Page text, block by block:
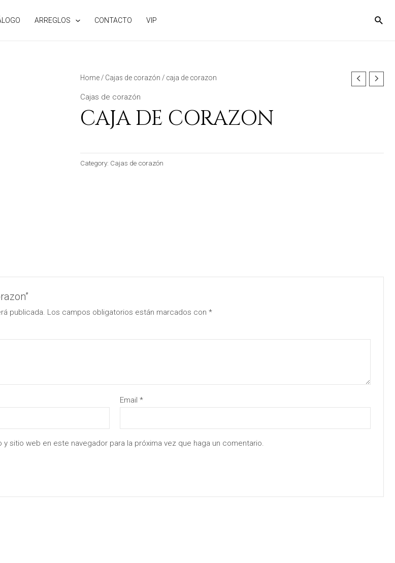
ARREGLOS CONTACTO VIP
Home / Cajas de corazón / caja de corazon
Cajas de corazón
CAJA DE CORAZON
Category: Cajas de corazón
publicada. Los campos obligatorios están marcados con*
Email*
sitio web en este navegador para la próxima vez que haga un comentario.